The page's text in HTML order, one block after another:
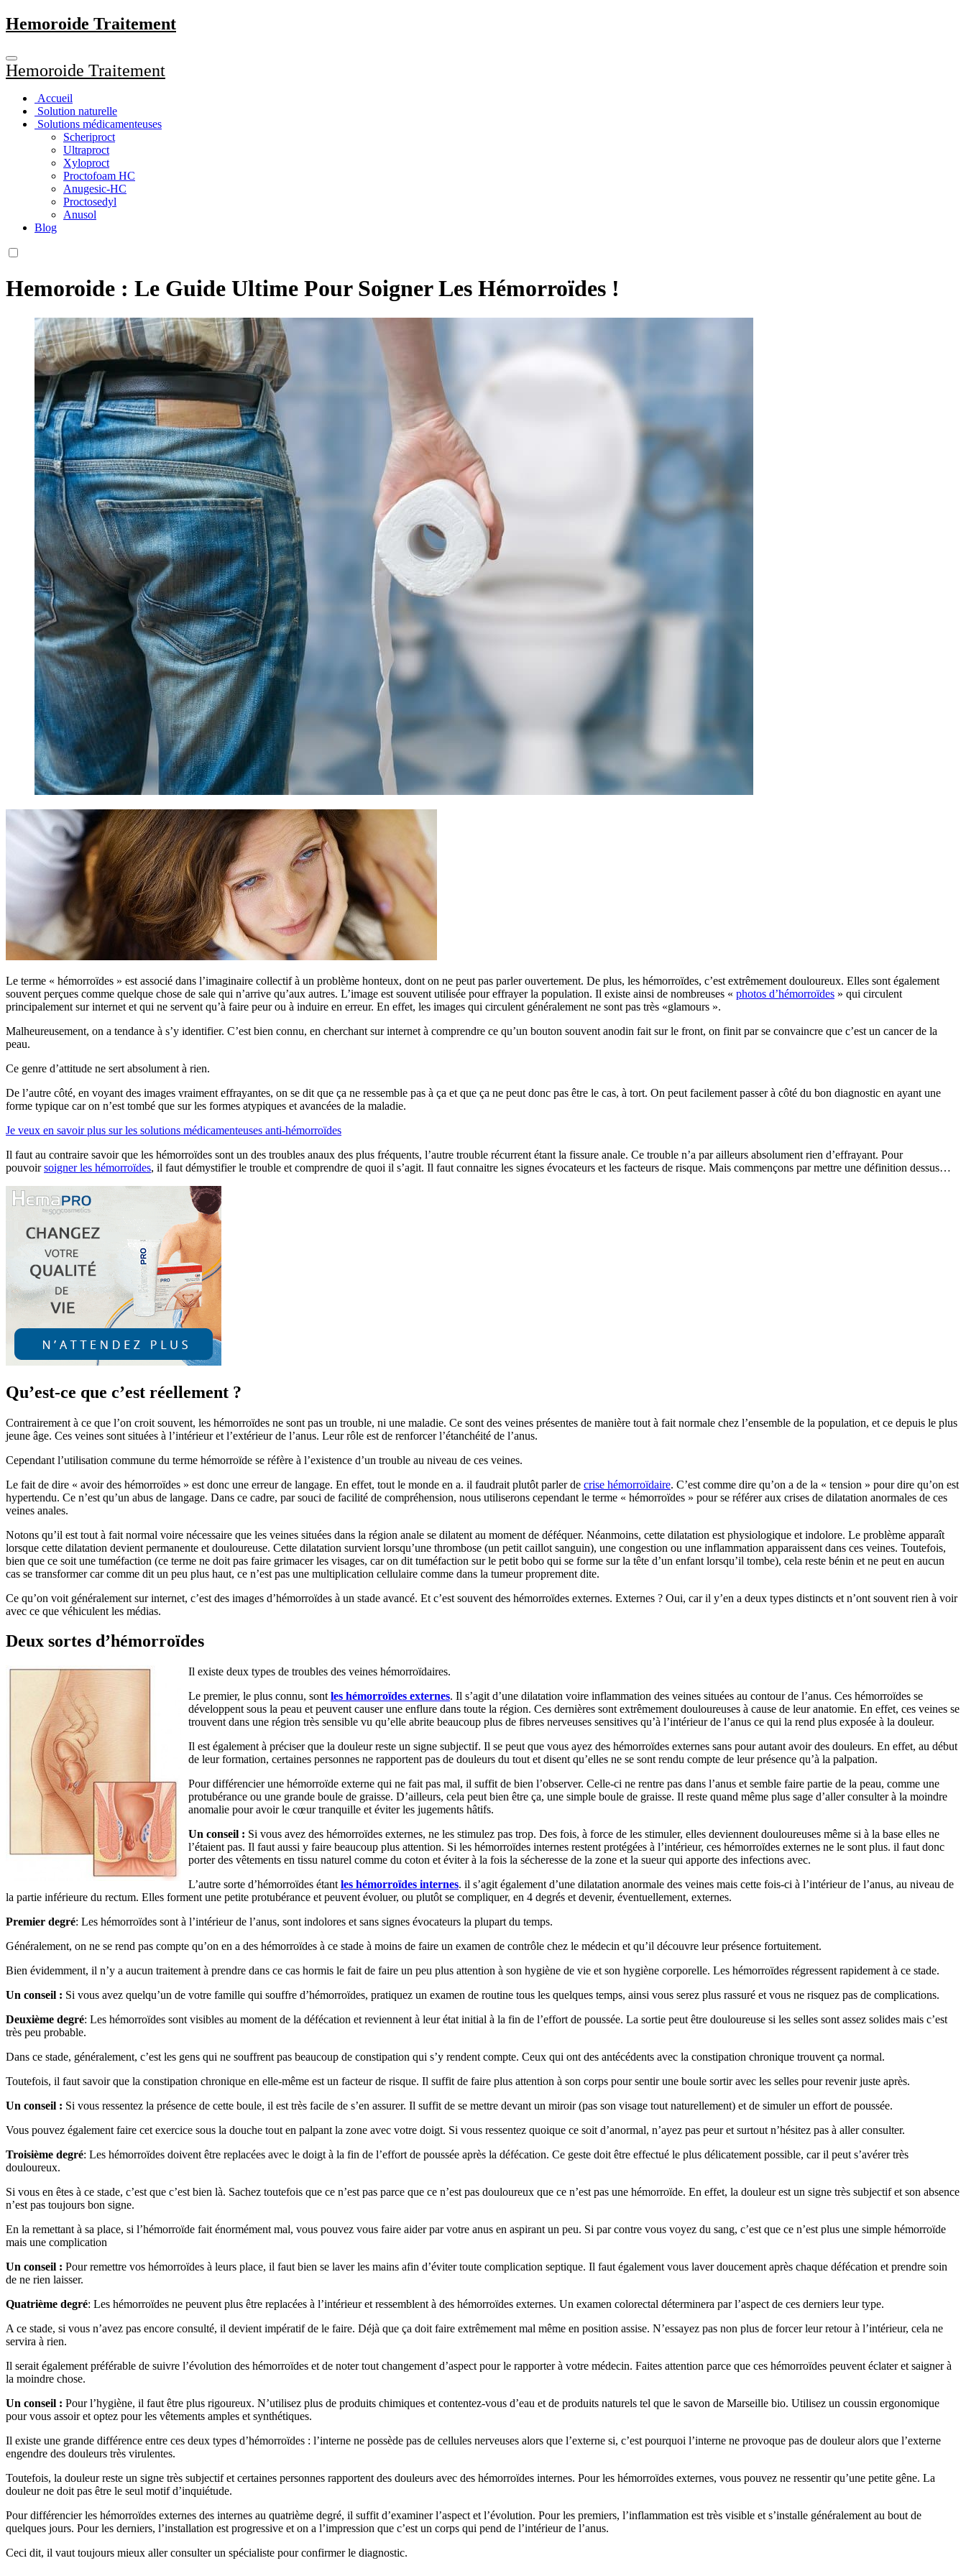
Aller
au
principal
Hemoroide Traitement
Hemoroide Traitement
Accueil
Solution naturelle
Solutions médicamenteuses
Scheriproct
Ultraproct
Xyloproct
Proctofoam HC
Anugesic-HC
Proctosedyl
Anusol
Blog
Hemoroide : Le Guide Ultime Pour Soigner Les Hémorroïdes !
Le terme « hémorroïdes » est associé dans l’imaginaire collectif à un problème honteux, dont on ne peut pas parler ouvertement. De plus, les hémorroïdes, c’est extrêmement douloureux. Elles sont également
souvent perçues comme quelque chose de sale qui n’arrive qu’aux autres. L’image est souvent utilisée pour effrayer la population. Il existe ainsi de nombreuses « photos d’hémorroïdes » qui circulent
principalement sur internet et qui ne servent qu’à faire peur ou à induire en erreur. En effet, les images qui circulent généralement ne sont pas très «glamours ».
Malheureusement, on a tendance à s’y identifier. C’est bien connu, en cherchant sur internet à comprendre ce qu’un bouton souvent anodin fait sur le front, on finit par se convaincre que c’est un cancer de la
peau.
Ce genre d’attitude ne sert absolument à rien.
De l’autre côté, en voyant des images vraiment effrayantes, on se dit que ça ne ressemble pas à ça et que ça ne peut donc pas être le cas, à tort. On peut facilement passer à côté du bon diagnostic en ayant une
forme typique car on n’est tombé que sur les formes atypiques et avancées de la maladie.
Je veux en savoir plus sur les solutions médicamenteuses anti-hémorroïdes
Il faut au contraire savoir que les hémorroïdes sont un des troubles anaux des plus fréquents, l’autre trouble récurrent étant la fissure anale. Ce trouble n’a par ailleurs absolument rien d’effrayant. Pour
pouvoirsoigner les hémorroïdes, il faut démystifier le trouble et comprendre de quoi il s’agit. Il faut connaitre les signes évocateurs et les facteurs de risque. Mais commençons par mettre une définition dessus…
Qu’est-ce que c’est réellement ?
Contrairement à ce que l’on croit souvent, les hémorroïdes ne sont pas un trouble, ni une maladie. Ce sont des veines présentes de manière tout à fait normale chez l’ensemble de la population, et ce depuis le plus
jeune âge. Ces veines sont situées à l’intérieur et l’extérieur de l’anus. Leur rôle est de renforcer l’étanchéité de l’anus.
Cependant l’utilisation commune du terme hémorroïde se réfère à l’existence d’un trouble au niveau de ces veines.
Le fait de dire « avoir des hémorroïdes » est donc une erreur de langage. En effet, tout le monde en a. il faudrait plutôt parler de crise hémorroïdaire. C’est comme dire qu’on a de la « tension » pour dire qu’on est
hypertendu. Ce n’est qu’un abus de langage. Dans ce cadre, par souci de facilité de compréhension, nous utiliserons cependant le terme « hémorroïdes » pour se référer aux crises de dilatation anormales de ces
veines anales.
Notons qu’il est tout à fait normal voire nécessaire que les veines situées dans la région anale se dilatent au moment de déféquer. Néanmoins, cette dilatation est physiologique et indolore. Le problème apparaît
lorsque cette dilatation devient permanente et douloureuse. Cette dilatation survient lorsqu’une thrombose (un petit caillot sanguin), une congestion ou une inflammation apparaissent dans ces veines. Toutefois,
bien que ce soit une tuméfaction (ce terme ne doit pas faire grimacer les visages, car on dit tuméfaction sur le petit bobo qui se forme sur la tête d’un enfant lorsqu’il tombe), cela reste bénin et ne peut en aucun
cas se transformer car comme dit un peu plus haut, ce n’est pas une multiplication cellulaire comme dans la tumeur proprement dite.
Ce qu’on voit généralement sur internet, c’est des images d’hémorroïdes à un stade avancé. Et c’est souvent des hémorroïdes externes. Externes ? Oui, car il y’en a deux types distincts et n’ont souvent rien à voir
avec ce que véhiculent les médias.
Deux sortes d’hémorroïdes
Il existe deux types de troubles des veines hémorroïdaires.
Le premier, le plus connu, sont les hémorroïdes externes. Il s’agit d’une dilatation voire inflammation des veines situées au contour de l’anus. Ces hémorroïdes se
développent sous la peau et peuvent causer une enflure dans toute la région. Ces dernières sont extrêmement douloureuses à cause de leur anatomie. En effet, ces veines se
trouvent dans une région très sensible vu qu’elle abrite beaucoup plus de fibres nerveuses sensitives qu’à l’intérieur de l’anus ce qui la rend plus exposée à la douleur.
Il est également à préciser que la douleur reste un signe subjectif. Il se peut que vous ayez des hémorroïdes externes sans pour autant avoir des douleurs. En effet, au début
de leur formation, certaines personnes ne rapportent pas de douleurs du tout et disent qu’elles ne se sont rendu compte de leur présence qu’à la palpation.
Pour différencier une hémorroïde externe qui ne fait pas mal, il suffit de bien l’observer. Celle-ci ne rentre pas dans l’anus et semble faire partie de la peau, comme une
protubérance ou une grande boule de graisse. D’ailleurs, cela peut bien être ça, une simple boule de graisse. Il reste quand même plus sage d’aller consulter à la moindre
anomalie pour avoir le cœur tranquille et éviter les jugements hâtifs.
Un conseil : Si vous avez des hémorroïdes externes, ne les stimulez pas trop. Des fois, à force de les stimuler, elles deviennent douloureuses même si à la base elles ne
l’étaient pas. Il faut aussi y faire beaucoup plus attention. Si les hémorroïdes internes restent protégées à l’intérieur, ces hémorroïdes externes ne le sont plus. il faut donc
porter des vêtements en tissu naturel comme du coton et éviter à la fois la sécheresse de la zone et la sueur qui apporte des infections avec.
L’autre sorte d’hémorroïdes étant les hémorroïdes internes. il s’agit également d’une dilatation anormale des veines mais cette fois-ci à l’intérieur de l’anus, au niveau de
la partie inférieure du rectum. Elles forment une petite protubérance et peuvent évoluer, ou plutôt se compliquer, en 4 degrés et devenir, éventuellement, externes.
Premier degré: Les hémorroïdes sont à l’intérieur de l’anus, sont indolores et sans signes évocateurs la plupart du temps.
Généralement, on ne se rend pas compte qu’on en a des hémorroïdes à ce stade à moins de faire un examen de contrôle chez le médecin et qu’il découvre leur présence fortuitement.
Bien évidemment, il n’y a aucun traitement à prendre dans ce cas hormis le fait de faire un peu plus attention à son hygiène de vie et son hygiène corporelle. Les hémorroïdes régressent rapidement à ce stade.
Un conseil : Si vous avez quelqu’un de votre famille qui souffre d’hémorroïdes, pratiquez un examen de routine tous les quelques temps, ainsi vous serez plus rassuré et vous ne risquez pas de complications.
Deuxième degré: Les hémorroïdes sont visibles au moment de la défécation et reviennent à leur état initial à la fin de l’effort de poussée. La sortie peut être douloureuse si les selles sont assez solides mais c’est
très peu probable.
Dans ce stade, généralement, c’est les gens qui ne souffrent pas beaucoup de constipation qui s’y rendent compte. Ceux qui ont des antécédents avec la constipation chronique trouvent ça normal.
Toutefois, il faut savoir que la constipation chronique en elle-même est un facteur de risque. Il suffit de faire plus attention à son corps pour sentir une boule sortir avec les selles pour revenir juste après.
Un conseil : Si vous ressentez la présence de cette boule, il est très facile de s’en assurer. Il suffit de se mettre devant un miroir (pas son visage tout naturellement) et de simuler un effort de poussée.
Vous pouvez également faire cet exercice sous la douche tout en palpant la zone avec votre doigt. Si vous ressentez quoique ce soit d’anormal, n’ayez pas peur et surtout n’hésitez pas à aller consulter.
Troisième degré: Les hémorroïdes doivent être replacées avec le doigt à la fin de l’effort de poussée après la défécation. Ce geste doit être effectué le plus délicatement possible, car il peut s’avérer très
douloureux.
Si vous en êtes à ce stade, c’est que c’est bien là. Sachez toutefois que ce n’est pas parce que ce n’est pas douloureux que ce n’est pas une hémorroïde. En effet, la douleur est un signe très subjectif et son absence
n’est pas toujours bon signe.
En la remettant à sa place, si l’hémorroïde fait énormément mal, vous pouvez vous faire aider par votre anus en aspirant un peu. Si par contre vous voyez du sang, c’est que ce n’est plus une simple hémorroïde
mais une complication
Un conseil : Pour remettre vos hémorroïdes à leurs place, il faut bien se laver les mains afin d’éviter toute complication septique. Il faut également vous laver doucement après chaque défécation et prendre soin
de ne rien laisser.
Quatrième degré: Les hémorroïdes ne peuvent plus être replacées à l’intérieur et ressemblent à des hémorroïdes externes. Un examen colorectal déterminera par l’aspect de ces derniers leur type.
A ce stade, si vous n’avez pas encore consulté, il devient impératif de le faire. Déjà que ça doit faire extrêmement mal même en position assise. N’essayez pas non plus de forcer leur retour à l’intérieur, cela ne
servira à rien.
Il serait également préférable de suivre l’évolution des hémorroïdes et de noter tout changement d’aspect pour le rapporter à votre médecin. Faites attention parce que ces hémorroïdes peuvent éclater et saigner à
la moindre chose.
Un conseil : Pour l’hygiène, il faut être plus rigoureux. N’utilisez plus de produits chimiques et contentez-vous d’eau et de produits naturels tel que le savon de Marseille bio. Utilisez un coussin ergonomique
pour vous assoir et optez pour les vêtements amples et synthétiques.
Il existe une grande différence entre ces deux types d’hémorroïdes : l’interne ne possède pas de cellules nerveuses alors que l’externe si, c’est pourquoi l’interne ne provoque pas de douleur alors que l’externe
engendre des douleurs très virulentes.
Toutefois, la douleur reste un signe très subjectif et certaines personnes rapportent des douleurs avec des hémorroïdes internes. Pour les hémorroïdes externes, vous pouvez ne ressentir qu’une petite gêne. La
douleur ne doit pas être le seul motif d’inquiétude.
Pour différencier les hémorroïdes externes des internes au quatrième degré, il suffit d’examiner l’aspect et l’évolution. Pour les premiers, l’inflammation est très visible et s’installe généralement au bout de
quelques jours. Pour les derniers, l’installation est progressive et on a l’impression que c’est un corps qui pend de l’intérieur de l’anus.
Ceci dit, il vaut toujours mieux aller consulter un spécialiste pour confirmer le diagnostic.